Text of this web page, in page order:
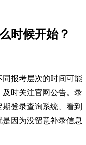
时候开始？
同报考层次的时间可能
及时关注官网公告。录
登录查询系统、看到
因为没留意补录信息